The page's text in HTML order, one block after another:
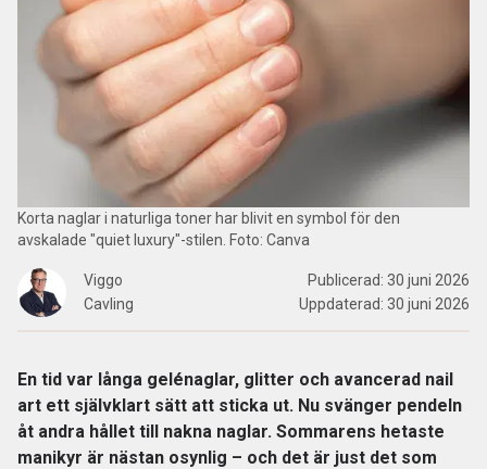
Korta naglar i naturliga toner har blivit en symbol för den
avskalade "quiet luxury"-stilen. Foto: Canva
Viggo
Cavling
Publicerad: 30 juni 2026
Uppdaterad: 30 juni 2026
En tid var långa gelénaglar, glitter och avancerad nail
art ett självklart sätt att sticka ut. Nu svänger pendeln
åt andra hållet till nakna naglar. Sommarens hetaste
manikyr är nästan osynlig – och det är just det som